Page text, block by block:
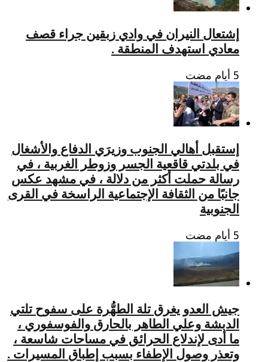
إشتعال النيران في وادي زبقين جراء قصف
معادي استهدف المنطقة .
إستقبل أهالي الجنوب وزيرَي الدفاع والأشغال
في بلدتي قاقعية الجسر وزوطر الغربية ، في
رسالة حملت أكثر من دلالة ، في مشهد عكس
جانبًا من الثقافة الإجتماعية الراسخة في القرى
الجنوبية
جيش العدو يغرق تلة الطهُّرة على سفوح تلتي
الدبشة وعلي الطاهر بالحارق والفوسفوري ،
ما أدى لإندلاع الحرائق في مساحات شاسعة ،
وتعذر وصول الإطفاء بسبب إطباق المسيرات .